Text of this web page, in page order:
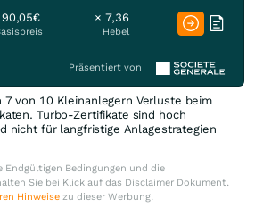
× 7,36
Hebel
Präsentiert von
von 10 Kleinanlegern Verluste beim
Turbo-Zertifikate sind hoch
nicht für langfristige Anlagestrategien
Endgültigen Bedingungen und die
Sie bei Klick auf das Disclaimer Dokument.
Hinweise zu dieser Werbung.